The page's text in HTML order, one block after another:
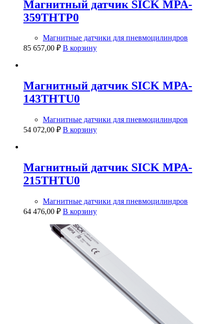
Магнитный датчик SICK MPA-
359THTP0
Магнитные датчики для пневмоцилиндров
85 657,00 ₽ В корзину
Магнитный датчик SICK MPA-
143THTU0
Магнитные датчики для пневмоцилиндров
54 072,00 ₽ В корзину
Магнитный датчик SICK MPA-
215THTU0
Магнитные датчики для пневмоцилиндров
64 476,00 ₽ В корзину